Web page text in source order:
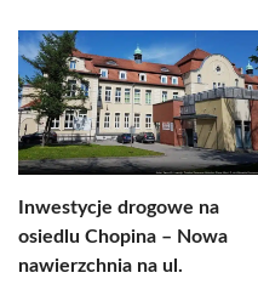
Inwestycje drogowe na
osiedlu Chopina – Nowa
nawierzchnia na ul.